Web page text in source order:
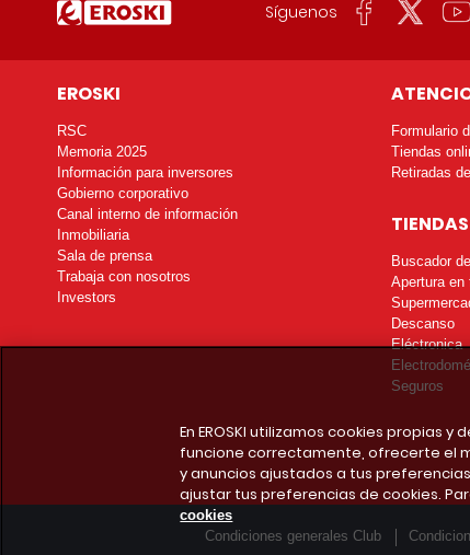
Síguenos
EROSKI
RSC
Memoria 2025
Información para inversores
Gobierno corporativo
Canal interno de información
Inmobiliaria
Sala de prensa
Trabaja con nosotros
Investors
Formulario
Tiendas
Retiradas
Buscador
Apertura en
Descanso
Eléctronica
Seguros
Condiciones generales Club
En EROSKI utilizamos cookies propias
funcione correctamente, ofrecerte el
y anuncios ajustados a tus
ajustar tus preferencias de cookies.
cookies